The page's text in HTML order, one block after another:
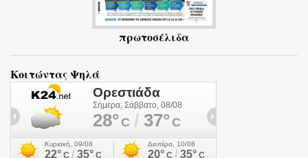
πρωτοσέλιδα
Κοιτώντας Ψηλά